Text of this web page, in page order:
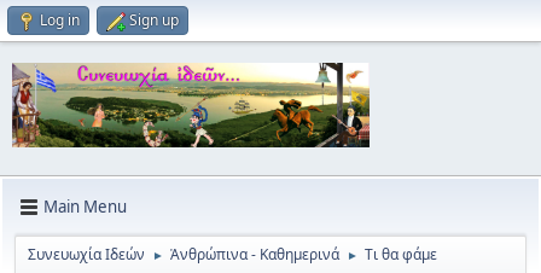
Log in Sign up
Main Menu
Συνευωχία Ιδεών ► Ἀνθρώπινα - Καθημερινά ► Τι θα φάμε